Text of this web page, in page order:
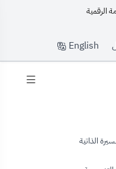
English
الذاتية